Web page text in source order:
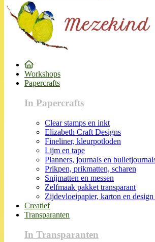
Workshops
Papercrafts
In Papercrafts
Clear stamps en inkt
Elizabeth Craft Designs
Fineliner, kleurpotloden
Lijm en tape
Planners, journals en
Prikpen, prikmatten, scharen
Snijmatten en messen
Zelfmaak pakket transparant
Zijdevloeipapier, karton en
Creatief
Transparanten
In Transparanten